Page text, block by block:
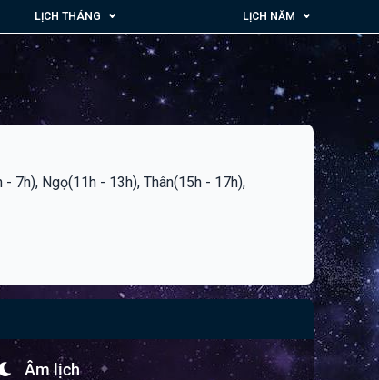
LỊCH THÁNG LỊCH NĂM
7h), Ngọ(11h - 13h), Thân(15h - 17h),
Âm lịch